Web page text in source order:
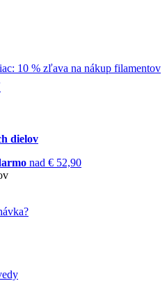
10 % zľava na nákup filamentov
dielov
nad € 52,90